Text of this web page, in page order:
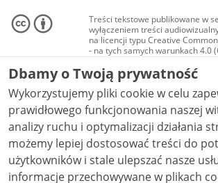
Treści tekstowe publikowane w
wyłączeniem treści
na licencji typu Creative
- na tych samych warunkach 4.0
Materiały audiowizualne, w tym
audio i wideo, są udostępniane
Creative Commons: uznanie
niekomercyjne - bez utworów
NC-ND 4.0), o ile nie jest to
Dbamy o Twoją prywatność
Wykorzystujemy pliki cookie w celu
prawidłowego funkcjonowania naszej
analizy ruchu i optymalizacji działania strony.
możemy lepiej dostosować treści do
użytkowników i stale ulepszać nasze usługi.
informacje przechowywane w plikach